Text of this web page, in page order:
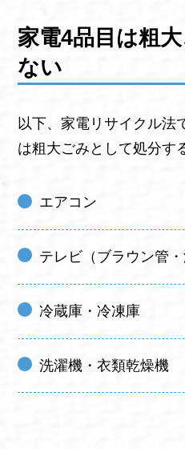
家電4品目は粗
ない
以下、家電リサイクル法
は粗大ごみとして処分す
エアコン
テレビ（ブラウン管・
冷蔵庫・冷凍庫
洗濯機・衣類乾燥機